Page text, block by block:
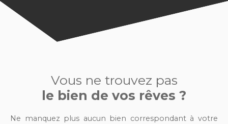
Vous ne trouvez pas
le bien de vos rêves ?
Ne manquez plus aucun bien correspondant à votre